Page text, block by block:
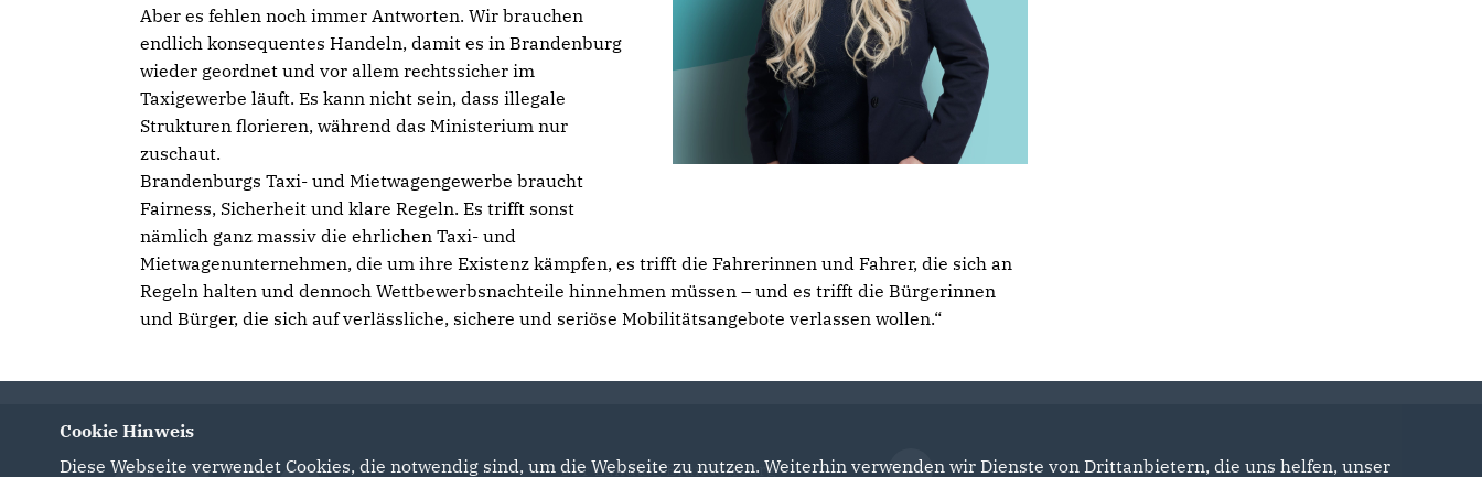
Aber es fehlen noch immer Antworten. Wir brauchen
endlich konsequentes Handeln, damit es in Brandenburg
wieder geordnet und vor allem rechtssicher im
Taxigewerbe läuft. Es kann nicht sein, dass illegale
Strukturen florieren, während das Ministerium nur
zuschaut.
Brandenburgs Taxi- und Mietwagengewerbe braucht
Fairness, Sicherheit und klare Regeln. Es trifft sonst
nämlich ganz massiv die ehrlichen Taxi- und
Mietwagenunternehmen, die um ihre Existenz kämpfen, es trifft die Fahrerinnen und Fahrer, die sich an
Regeln halten und dennoch Wettbewerbsnachteile hinnehmen müssen – und es trifft die Bürgerinnen
und Bürger, die sich auf verlässliche, sichere und seriöse Mobilitätsangebote verlassen wollen.“
Der Landtag Brandenburg
Cookie Hinweis
Diese Webseite verwendet Cookies, die notwendig sind, um die Webseite zu nutzen. Weiterhin verwenden wir Dienste von Drittanbietern, die uns helfen, unser